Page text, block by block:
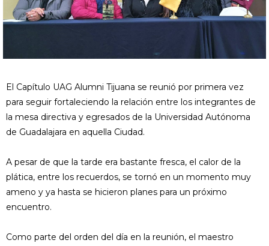
El Capítulo UAG Alumni Tijuana se reunió por primera vez
para seguir fortaleciendo la relación entre los integrantes de
la mesa directiva y egresados de la Universidad Autónoma
de Guadalajara en aquella Ciudad.
A pesar de que la tarde era bastante fresca, el calor de la
plática, entre los recuerdos, se tornó en un momento muy
ameno y ya hasta se hicieron planes para un próximo
encuentro.
Como parte del orden del día en la reunión, el maestro